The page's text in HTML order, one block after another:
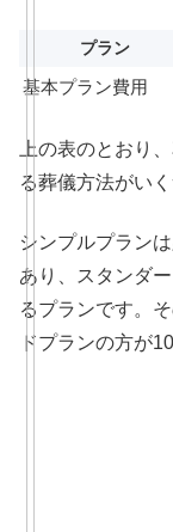
プラン
基本プラン費用
上の表のとおり
る葬儀方法がい
シンプルプラン
あり、スタンダ
るプランです。
ドプランの方が